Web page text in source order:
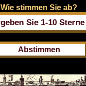
Wie stimmen Sie ab?